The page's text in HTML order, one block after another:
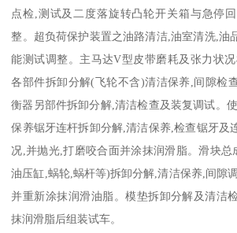
点检,测试及二度落旋转凸轮开关箱与急停
整。超负荷保护装置之油路清洁,油室清洗,油
能测试调整。主马达V型皮带磨耗及张力状
各部件拆卸分解(飞轮不含)清洁保养,间隙检
衡器另部件拆卸分解,清洁检查及装复调试。
保养锯牙连杆拆卸分解,清洁保养,检查锯牙及
况,并抛光,打磨咬合面并涂抹润滑脂。滑块
油压缸,蜗轮,蜗杆等)拆卸分解,清洁保养,间隙
并重新涂抹润滑油脂。模垫拆卸分解及清洁
抹润滑脂后组装试车。